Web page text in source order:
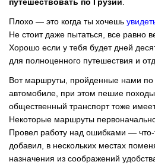
Плохо — это когда ты хочешь
Не стоит даже пытаться, все равно
Хорошо если у тебя будет дней
для полноценного путешествия и
Вот маршруты, пройденные нами по
автомобиле, при этом пешие
общественный транспорт тоже
Некоторые маршруты
Провел работу над ошибками — что-
добавил, в нескольких местах
назначения из соображений